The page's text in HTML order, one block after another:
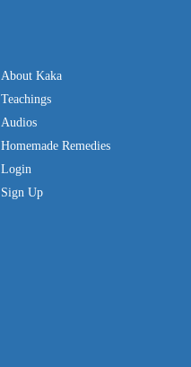
About Kaka
Teachings
Audios
Homemade Remedies
Login
Sign Up